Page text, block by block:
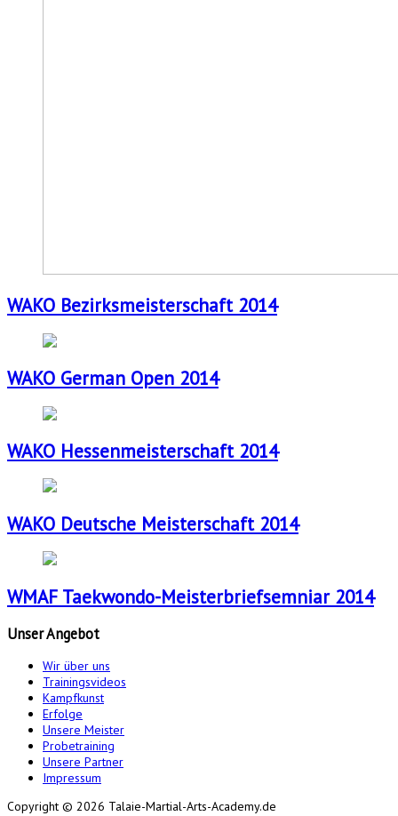
WAKO Bezirksmeisterschaft 2014
WAKO German Open 2014
WAKO Hessenmeisterschaft 2014
WAKO Deutsche Meisterschaft 2014
WMAF Taekwondo-Meisterbriefsemniar 2014
UnserAngebot
Wir über uns
Trainingsvideos
Kampfkunst
Erfolge
Unsere Meister
Probetraining
Unsere Partner
Impressum
Copyright © 2026 Talaie-Martial-Arts-Academy.de